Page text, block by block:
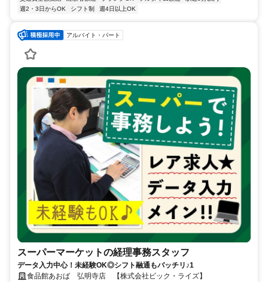
週2・3日からOK
シフト制 週4日以上OK
アルバイト・パート
スーパーマーケットの経理事務スタッフ
データ入力中心！未経験OK◎シフト融通もバッチリ♪1
食品館あおば 弘明寺店 【株式会社ビック・ライズ】